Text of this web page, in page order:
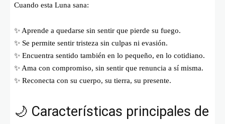
Cuando esta Luna sana:
✨ Aprende a quedarse sin sentir que pierde su fuego.
✨ Se permite sentir tristeza sin culpas ni evasión.
✨ Encuentra sentido también en lo pequeño, en lo cotidiano.
✨ Ama con compromiso, sin sentir que renuncia a sí misma.
✨ Reconecta con su cuerpo, su tierra, su presente.
🌙 Características principales de